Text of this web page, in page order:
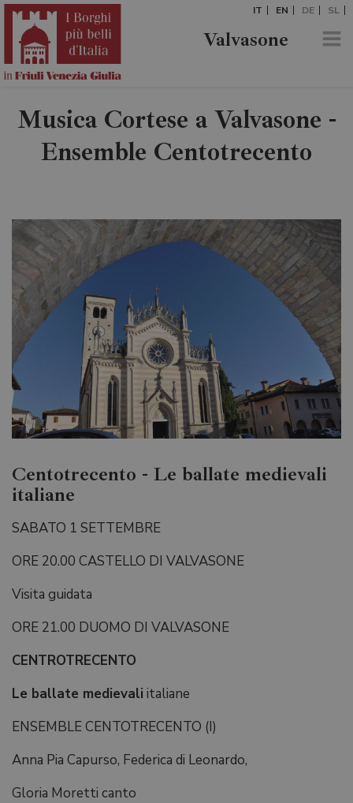
IT EN DE SL
Valvasone
Musica Cortese a Valvasone -
Ensemble Centotrecento
Centotrecento - Le ballate medievali
italiane
SABATO 1 SETTEMBRE
ORE 20.00 CASTELLO DI VALVASONE
Visita guidata
ORE 21.00 DUOMO DI VALVASONE
CENTROTRECENTO
Le ballate medievali italiane
ENSEMBLE CENTOTRECENTO (I)
Anna Pia Capurso, Federica di Leonardo,
Gloria Moretti canto